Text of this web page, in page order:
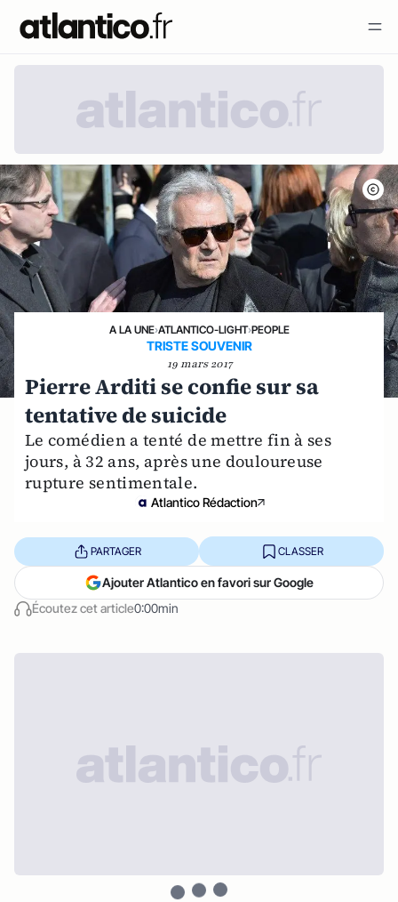
A LA UNE›ATLANTICO-LIGHT›PEOPLE
TRISTE SOUVENIR
19 mars 2017
Pierre Arditi se confie sur sa
tentative de suicide
Le comédien a tenté de mettre fin à ses
jours, à 32 ans, après une douloureuse
rupture sentimentale.
Atlantico Rédaction
Écoutez cet article0:00min
PARTAGER CLASSER
Ajouter Atlantico en favori sur Google